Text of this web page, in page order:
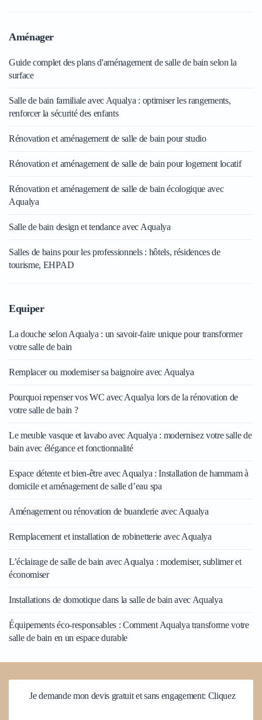
Aménager
Guide complet des plans d'aménagement de salle de bain selon la
surface
Salle de bain familiale avec Aqualya : optimiser les rangements,
renforcer la sécurité des enfants
Rénovation et aménagement de salle de bain pour studio
Rénovation et aménagement de salle de bain pour logement locatif
Rénovation et aménagement de salle de bain écologique avec
Aqualya
Salle de bain design et tendance avec Aqualya
Salles de bains pour les professionnels : hôtels, résidences de
tourisme, EHPAD
Equiper
La douche selon Aqualya : un savoir-faire unique pour transformer
votre salle de bain
Remplacer ou moderniser sa baignoire avec Aqualya
Pourquoi repenser vos WC avec Aqualya lors de la rénovation de
votre salle de bain ?
Le meuble vasque et lavabo avec Aqualya : modernisez votre salle de
bain avec élégance et fonctionnalité
Espace détente et bien-être avec Aqualya : Installation de hammam à
domicile et aménagement de salle d’eau spa
Aménagement ou rénovation de buanderie avec Aqualya
Remplacement et installation de robinetterie avec Aqualya
L’éclairage de salle de bain avec Aqualya : moderniser, sublimer et
économiser
Installations de domotique dans la salle de bain avec Aqualya
Équipements éco-responsables : Comment Aqualya transforme votre
salle de bain en un espace durable
Je demande mon devis gratuit et sans engagement: Cliquez